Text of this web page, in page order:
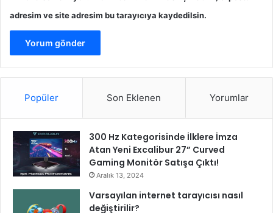
adresim ve site adresim bu tarayıcıya kaydedilsin.
Popüler Son Eklenen Yorumlar
300 Hz Kategorisinde İlklere İmza
Atan Yeni Excalibur 27” Curved
Gaming Monitör Satışa Çıktı!
Aralık 13, 2024
Varsayılan internet tarayıcısı nasıl
değiştirilir?